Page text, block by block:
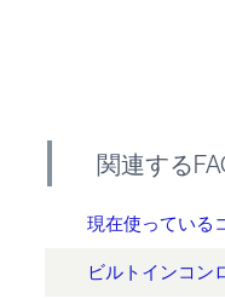
関連する
現在使っている
ビルトインコン